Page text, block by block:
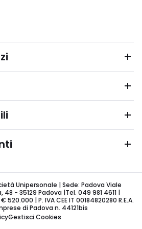
Unipersonale | Sede: Padova Viale
- 35129 Padova |Tel. 049 981 4611 |
| P. IVA CEE IT 00184820280 R.E.A.
di Padova n. 44121bis
Gestisci Cookies